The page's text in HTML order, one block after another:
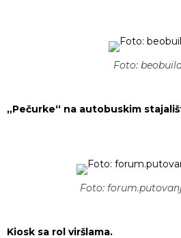
Foto:
„Pečurke“ na autobuskim
Foto:
Kiosk sa rol viršlama.